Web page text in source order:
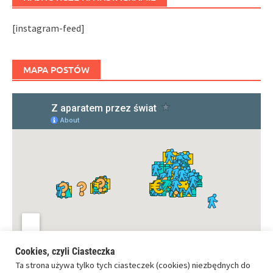
[instagram-feed]
MAPA POSTÓW
Cookies, czyli Ciasteczka
Ta strona używa tylko tych ciasteczek (cookies) niezbędnych do